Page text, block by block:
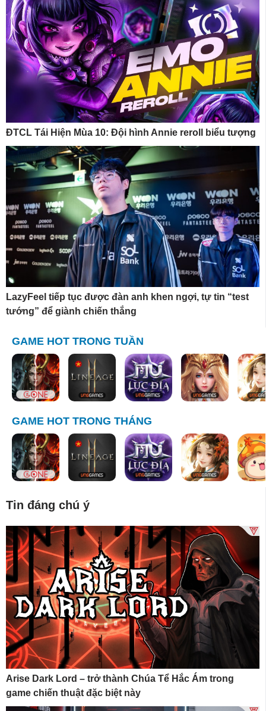
ĐTCL Tái Hiện Mùa 10: Đội hình Annie reroll biểu tượng
LazyFeel tiếp tục được đàn anh khen ngợi, tự tin “test
tướng” để giành chiến thắng
GAME HOT TRONG TUẦN
GAME HOT TRONG THÁNG
Tin đáng chú ý
Arise Dark Lord – trở thành Chúa Tể Hắc Ám trong
game chiến thuật đặc biệt này